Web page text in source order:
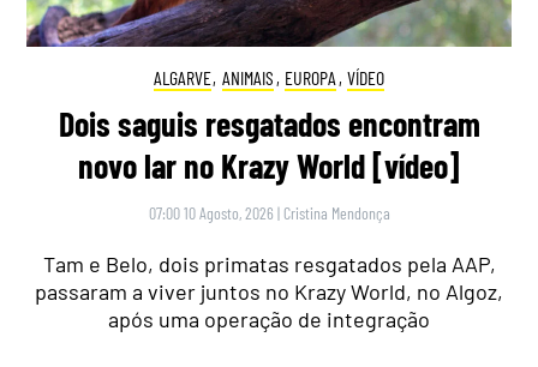
ALGARVE, ANIMAIS , EUROPA , VÍDEO
Dois saguis resgatados encontram
novo lar no Krazy World [vídeo]
07:00 10 Agosto, 2026 | Cristina Mendonça
Tam e Belo, dois primatas resgatados pela AAP,
passaram a viver juntos no Krazy World, no Algoz,
após uma operação de integração